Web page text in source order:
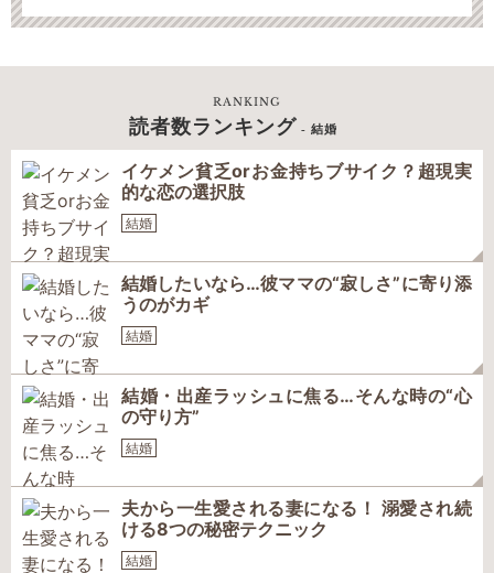
RANKING
読者数ランキング - 結婚
イケメン貧乏orお金持ちブサイク？超現実
的な恋の選択肢
結婚
結婚したいなら…彼ママの“寂しさ”に寄り添
うのがカギ
結婚
結婚・出産ラッシュに焦る…そんな時の“心
の守り方”
結婚
夫から一生愛される妻になる！ 溺愛され続
ける8つの秘密テクニック
結婚